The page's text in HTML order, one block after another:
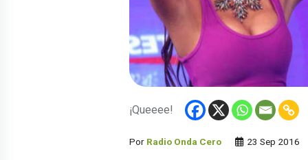
¡Queeee!
Por Radio Onda Cero 23 Sep 2016